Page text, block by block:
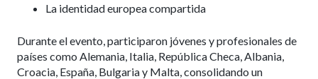
La identidad europea compartida
Durante el evento, participaron jóvenes y profesionales de
países como Alemania, Italia, República Checa, Albania,
Croacia, España, Bulgaria y Malta, consolidando un